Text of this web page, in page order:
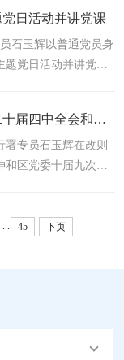
立足部门职责，强化
经济社会高质量发展
记、行署专员石玉辉
日活动并讲党课
石玉辉以普通党员身
题党日活动并讲党
十届四中全会精神和
坚强前哨”和“巩固后
”贡献力量。12月8
石玉辉在改则县宣讲党的二十届四中全会和区党委十届九次全会精神
署专员石玉辉在改则
和区党委十届九次全
的发展思想，做好冬
45 下页